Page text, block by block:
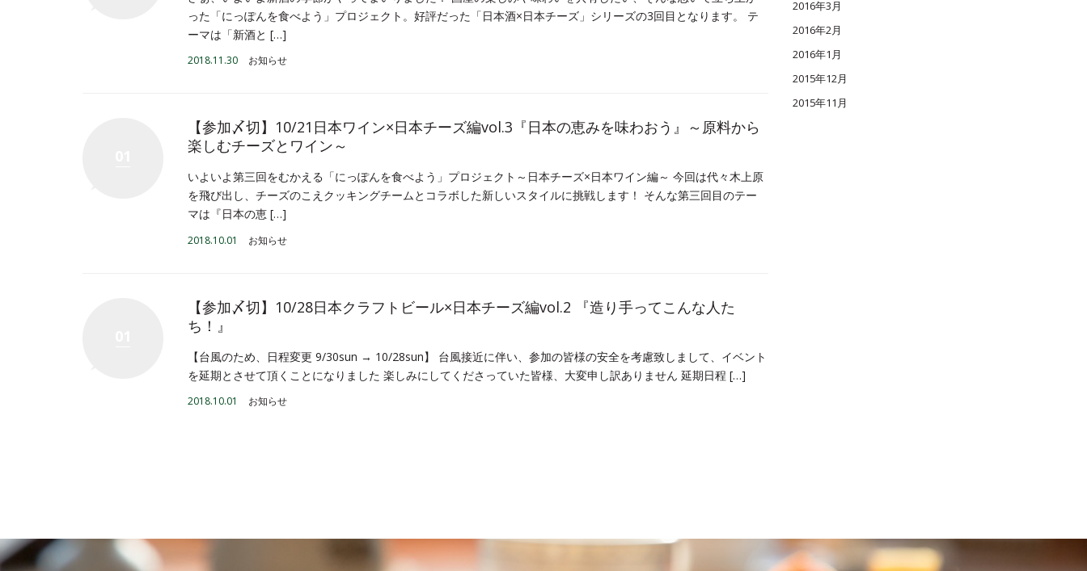
った「にっぽんを食べよう」プロジェクト。好評だった「日本酒×日本チーズ」シリーズの3回目となります。 テ
ーマは「新酒と […]
2018.11.30 お知らせ
【参加〆切】10/21日本ワイン×日本チーズ編vol.3『日本の恵みを味わおう』～原料から
楽しむチーズとワイン～
いよいよ第三回をむかえる「にっぽんを食べよう」プロジェクト～日本チーズ×日本ワイン編～ 今回は代々木上原
を飛び出し、チーズのこえクッキングチームとコラボした新しいスタイルに挑戦します！ そんな第三回目のテー
マは『日本の恵 […]
2018.10.01 お知らせ
【参加〆切】10/28日本クラフトビール×日本チーズ編vol.2 『造り手ってこんな人た
ち！』
【台風のため、日程変更 9/30sun → 10/28sun】 台風接近に伴い、参加の皆様の安全を考慮致しまして、イベント
を延期とさせて頂くことになりました 楽しみにしてくださっていた皆様、大変申し訳ありません 延期日程 […]
2018.10.01 お知らせ
2016年3月
2016年2月
2016年1月
2015年12月
2015年11月